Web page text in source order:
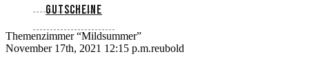
Gutscheine
Themenzimmer “Mildsummer”
November 17th, 2021 12:15 p.m.reubold